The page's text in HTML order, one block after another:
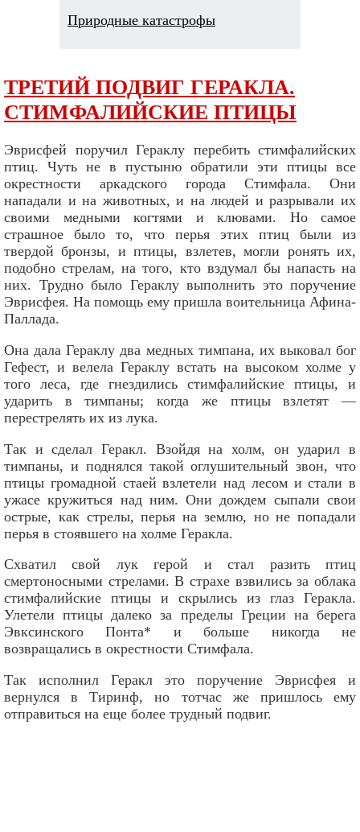
Природные катастрофы
ТРЕТИЙ ПОДВИГ ГЕРАКЛА.
СТИМФАЛИЙСКИЕ ПТИЦЫ
Эврисфей поручил Гераклу перебить стимфалийских
птиц. Чуть не в пустыню обратили эти птицы все
окрестности аркадского города Стимфала. Они
нападали и на животных, и на людей и разрывали их
своими медными когтями и клювами. Но самое
страшное было то, что перья этих птиц были из
твердой бронзы, и птицы, взлетев, могли ронять их,
подобно стрелам, на того, кто вздумал бы напасть на
них. Трудно было Гераклу выполнить это поручение
Эврисфея. На помощь ему пришла воительница Афина-
Паллада.
Она дала Гераклу два медных тимпана, их выковал бог
Гефест, и велела Гераклу встать на высоком холме у
того леса, где гнездились стимфалийские птицы, и
ударить в тимпаны; когда же птицы взлетят —
перестрелять их из лука.
Так и сделал Геракл. Взойдя на холм, он ударил в
тимпаны, и поднялся такой оглушительный звон, что
птицы громадной стаей взлетели над лесом и стали в
ужасе кружиться над ним. Они дождем сыпали свои
острые, как стрелы, перья на землю, но не попадали
перья в стоявшего на холме Геракла.
Схватил свой лук герой и стал разить птиц
смертоносными стрелами. В страхе взвились за облака
стимфалийские птицы и скрылись из глаз Геракла.
Улетели птицы далеко за пределы Греции на берега
Эвксинского Понта* и больше никогда не
возвращались в окрестности Стимфала.
Так исполнил Геракл это поручение Эврисфея и
вернулся в Тиринф, но тотчас же пришлось ему
отправиться на еще более трудный подвиг.